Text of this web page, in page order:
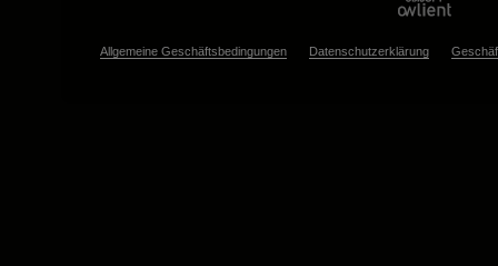
Allgemeine Geschäftsbedingungen Datenschutzerklärung